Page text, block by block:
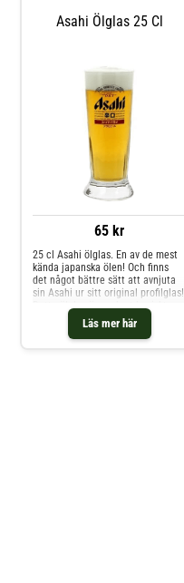
Asahi Ölglas 25 Cl
65 kr
Läs mer här
25 cl Asahi ölglas. En av de mest
kända japanska ölen! Och finns
det något bättre sätt att avnjuta
sin Asahi ur sitt original profilglas!
med en bred fot. Lätt vågiga
mönster i ölglasets nedre del gör
att det får ett lätt kristalliknande